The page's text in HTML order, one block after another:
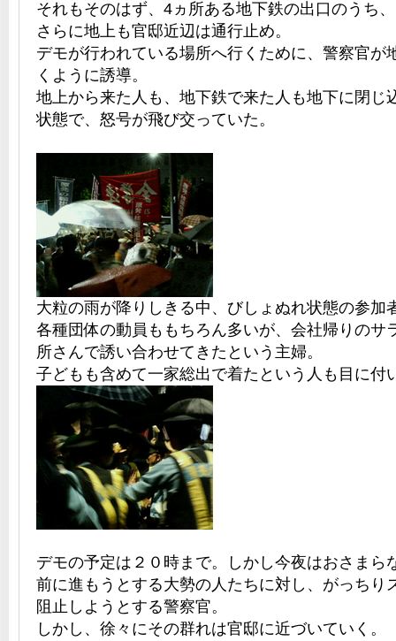
それもそのはず、4ヵ所ある地下鉄の出口のうち
さらに地上も官邸近辺は通行止め。
デモが行われている場所へ行くために、警察官が
くように誘導。
地上から来た人も、地下鉄で来た人も地下に閉じ
状態で、怒号が飛び交っていた。
大粒の雨が降りしきる中、びしょぬれ状態の参加
各種団体の動員ももちろん多いが、会社帰りのサ
所さんで誘い合わせてきたという主婦。
子どもも含めて一家総出で着たという人も目に付
デモの予定は２０時まで。しかし今夜はおさまら
前に進もうとする大勢の人たちに対し、がっちり
阻止しようとする警察官。
しかし、徐々にその群れは官邸に近づいていく。